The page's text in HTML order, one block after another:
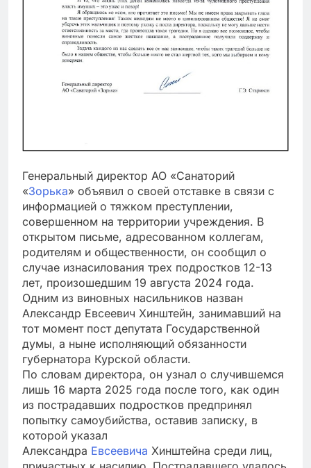
Генеральный директор АО «Санаторий
«Зорька» объявил о своей отставке в связи с
информацией о тяжком преступлении,
совершенном на территории учреждения. В
открытом письме, адресованном коллегам,
родителям и общественности, он сообщил о
случае изнасилования трех подростков 12-13
лет, произошедшим 19 августа 2024 года.
Одним из виновных насильников назван
Александр Евсеевич Хинштейн, занимавший на
тот момент пост депутата Государственной
думы, а ныне исполняющий обязанности
губернатора Курской области.
По словам директора, он узнал о случившемся
лишь 16 марта 2025 года после того, как один
из пострадавших подростков предпринял
попытку самоубийства, оставив записку, в
которой указал
Александра Евсеевича Хинштейна среди лиц,